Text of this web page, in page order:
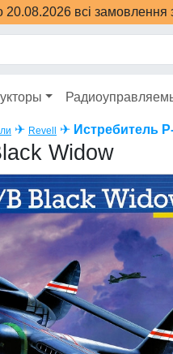
20.08.2026 всі
✈ Revell ✈ Истребитель
Widow